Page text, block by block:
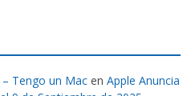
Tengo un Mac enApple Anuncia